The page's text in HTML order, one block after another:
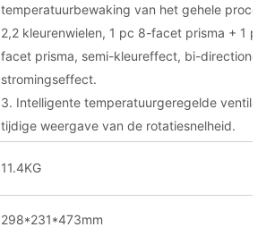
temperatuurbewaking van het gehele proces.
2,2 kleurenwielen, 1 pc 8-facet prisma + 1 pc
facet prisma, semi-kleureffect, bi-directioneel
stromingseffect.
3. Intelligente temperatuurgeregelde
tijdige weergave van de rotatiesnelheid.
11.4KG
298*231*473mm